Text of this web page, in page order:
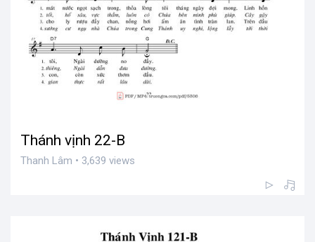
Thánh vịnh 22-B
Thanh Lâm • 3,639 views